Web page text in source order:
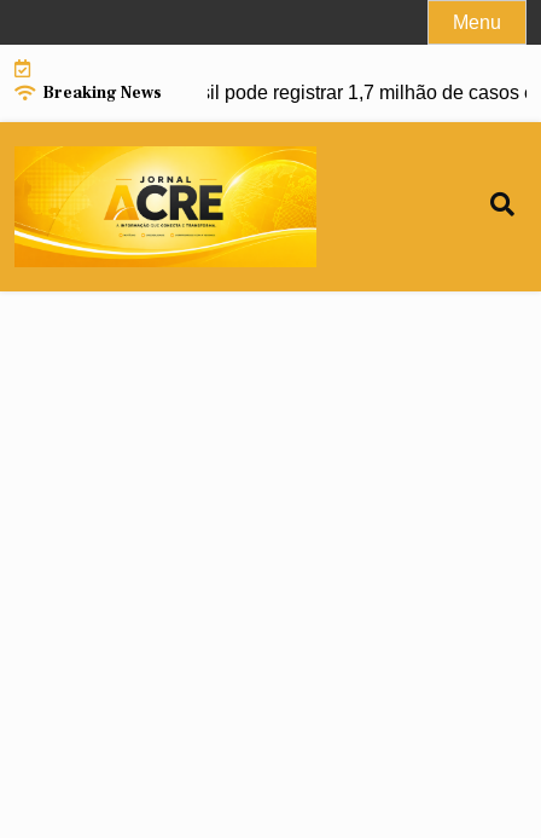
to
content
Menu
Breaking News
da dengue e Brasil pode registrar 1,7 milhão de casos em